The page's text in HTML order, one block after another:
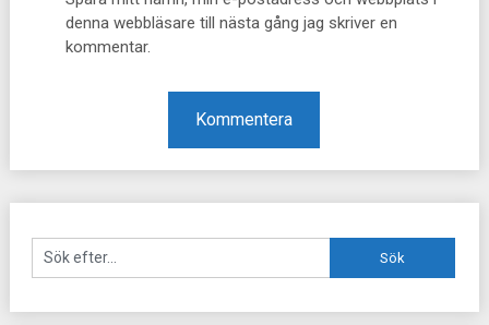
denna webbläsare till nästa gång jag skriver en
kommentar.